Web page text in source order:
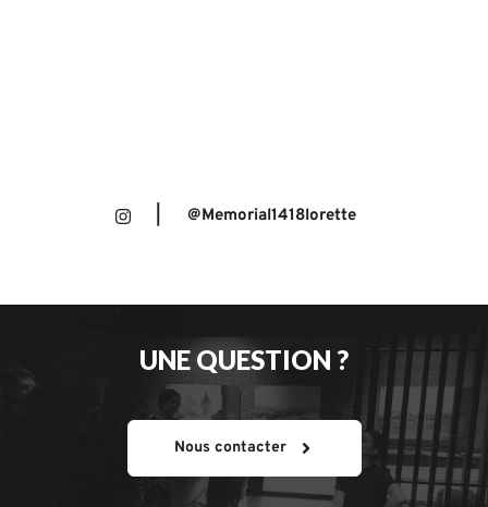
| @Memorial1418lorette
UNE QUESTION ?
Nous contacter